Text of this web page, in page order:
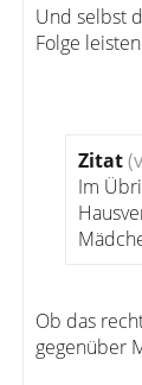
Und selbst
Folge
Zitat
Im
Ob das
gegenüber